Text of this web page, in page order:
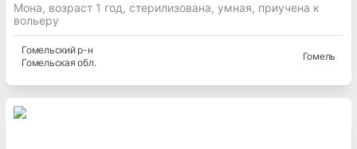
Мона, возраст 1 год, стерилизована, умная, приучена к
вольеру
Гомельскийр-н
Гомельская обл.
Гомель